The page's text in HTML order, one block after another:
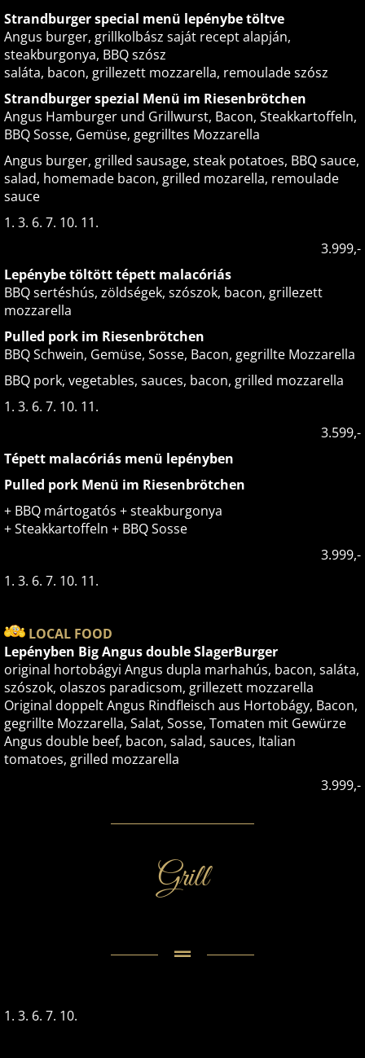
Strandburger special menü lepénybe töltve
Angus burger, grillkolbász saját recept alapján,
steakburgonya, BBQ szósz
saláta, bacon, grillezett mozzarella, remoulade szósz
Strandburger spezial Menü im Riesenbrötchen
Angus Hamburger und Grillwurst, Bacon, Steakkartoffeln,
BBQ Sosse, Gemüse, gegrilltes Mozzarella
Angus burger, grilled sausage, steak potatoes, BBQ sauce,
salad, homemade bacon, grilled mozarella, remoulade
sauce
1. 3. 6. 7. 10. 11.
3.999,-
Lepénybe töltött tépett malacóriás
BBQ sertéshús, zöldségek, szószok, bacon, grillezett
mozzarella
Pulled pork im Riesenbrötchen
BBQ Schwein, Gemüse, Sosse, Bacon, gegrillte Mozzarella
BBQ pork, vegetables, sauces, bacon, grilled mozzarella
1. 3. 6. 7. 10. 11.
3.599,-
Tépett malacóriás menü lepényben
Pulled pork Menü im Riesenbrötchen
+ BBQ mártogatós + steakburgonya
+ Steakkartoffeln + BBQ Sosse
3.999,-
1. 3. 6. 7. 10. 11.
LOCAL FOOD
Lepényben Big Angus double SlagerBurger
original hortobágyi Angus dupla marhahús, bacon, saláta,
szószok, olaszos paradicsom, grillezett mozzarella
Original doppelt Angus Rindfleisch aus Hortobágy, Bacon,
gegrillte Mozzarella, Salat, Sosse, Tomaten mit Gewürze
Angus double beef, bacon, salad, sauces, Italian
tomatoes, grilled mozzarella
3.999,-
Grill
1. 3. 6. 7. 10.